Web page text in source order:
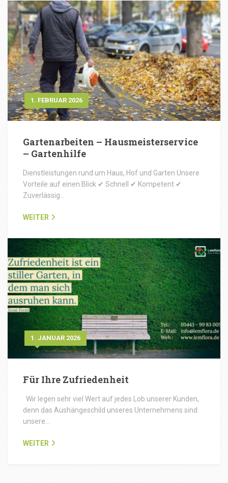
1. FEBRUAR 2026
Gartenarbeiten – Hausmeisterservice
– Gartenhilfe
Dienstleistungen rund um Haus, Hof und Garten Unsere
Vorteile auf einen Blick ✔ Schnell ✔ Kompetent ✔
Zuverlässig…
WEITER
1. JANUAR 2026
Für Ihre Zufriedenheit
Wir legen sehr viel Wert auf jedes Lob unserer Kunden,
denn das Aushängeschild unseres Unternehmens sind
unsere…
WEITER